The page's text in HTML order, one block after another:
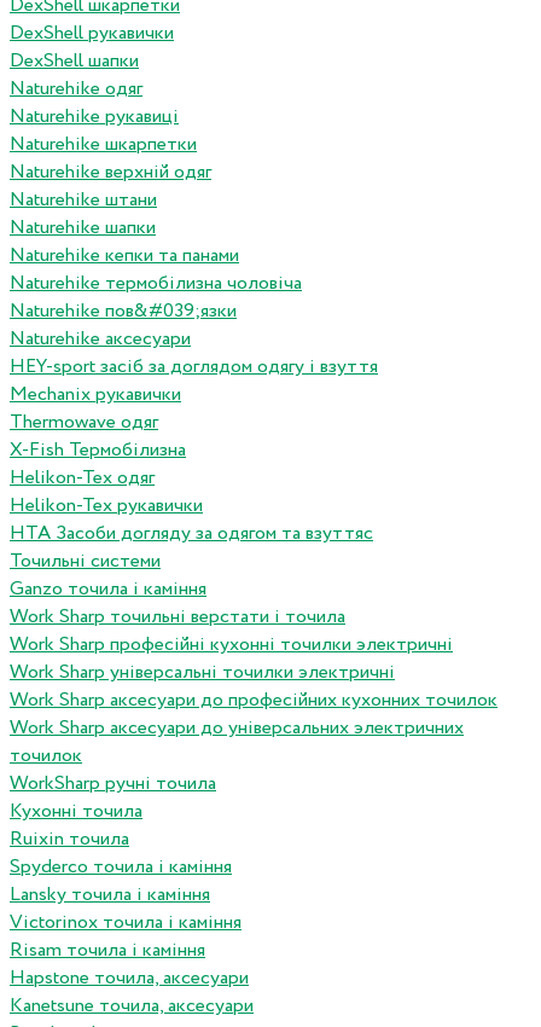
DexShell шкарпетки
DexShell рукавички
DexShell шапки
Naturehike одяг
Naturehike рукавиці
Naturehike шкарпетки
Naturehike верхній одяг
Naturehike штани
Naturehike шапки
Naturehike кепки та панами
Naturehike термобілизна чоловіча
Naturehike пов&#039;язки
Naturehike аксесуари
HEY-sport засіб за доглядом одягу і взуття
Mechanix рукавички
Thermowave одяг
X-Fish Термобілизна
Helikon-Tex одяг
Helikon-Tex рукавички
HTA Засоби догляду за одягом та взуттяс
Точильні системи
Ganzo точила і каміння
Work Sharp точильні верстати і точила
Work Sharp професiйнi кухоннi точилки электричнi
Work Sharp унiверсальнi точилки электричнi
Work Sharp аксесуари до професiйних кухонних точилок
Work Sharp аксесуари до унiверсальних электричних
точилок
WorkSharp ручні точила
Кухонні точила
Ruixin точила
Spyderco точила і каміння
Lansky точила і каміння
Victorinox точила і каміння
Risam точила і каміння
Hapstone точила, аксесуари
Kanetsune точила, аксесуари